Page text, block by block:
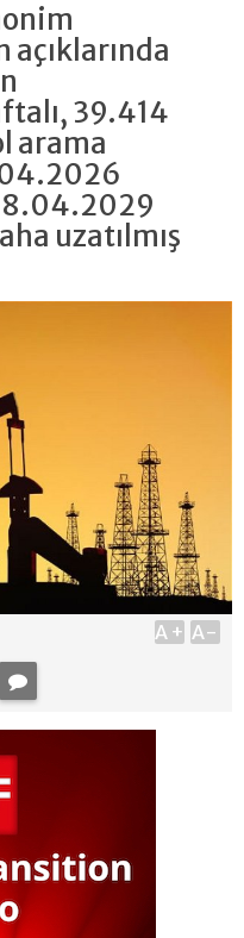
açıklarında
39.414
arama
uzatılmış
A+ A-